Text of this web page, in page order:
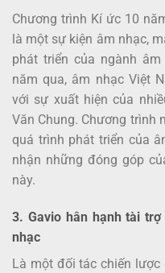
Chương trình Kí ức 10
là một sự kiện âm nhạc,
phát triển của ngành
năm qua, âm nhạc Việt
với sự xuất hiện của
Văn Chung. Chương trình
quá trình phát triển của
nhận những đóng góp
này.
3. Gavio hân hạnh tài
nhạc
Là một đối tác chiến